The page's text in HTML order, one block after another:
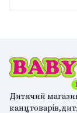
Дитячий